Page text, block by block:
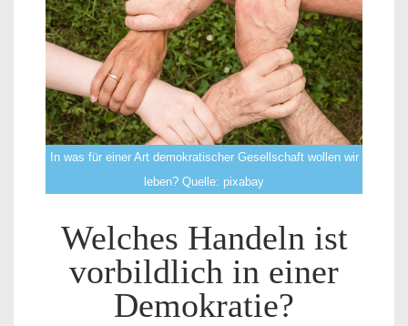
In was für einer Art demokratischer Gesellschaft wollen wir
leben? Quelle: pixabay
Welches Handeln ist
vorbildlich in einer
Demokratie?